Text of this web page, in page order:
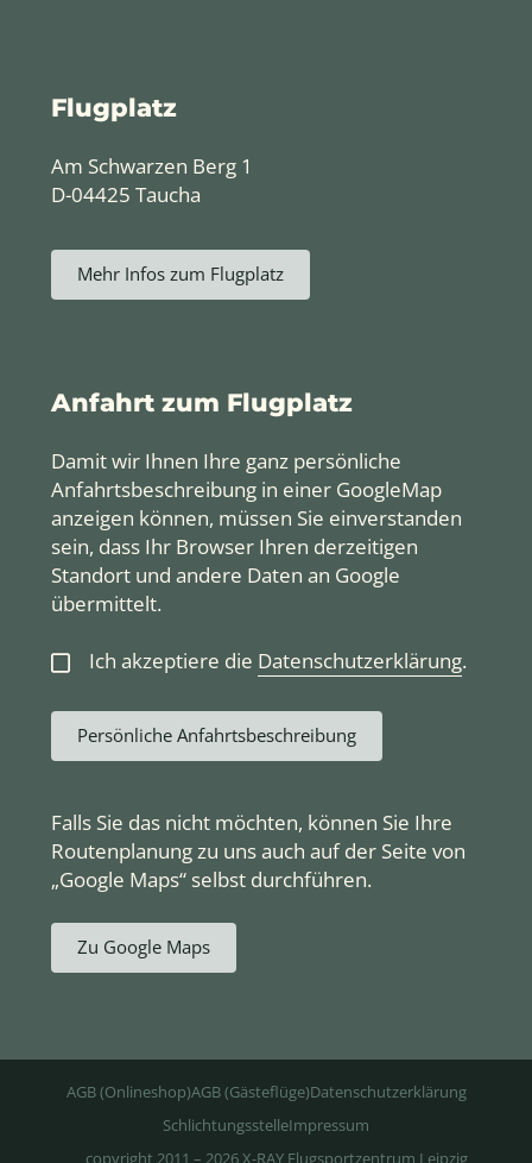
Anfahrt zum Flugplatz
Damit wir Ihnen Ihre ganz persönliche
Anfahrtsbeschreibung in einer GoogleMap
anzeigen können, müssen Sie einverstanden
sein, dass Ihr Browser Ihren derzeitigen
Standort und andere Daten an Google
übermittelt.
Ich akzeptiere die Datenschutzerklärung.
Persönliche Anfahrtsbeschreibung
Falls Sie das nicht möchten, können Sie Ihre
Routenplanung zu uns auch auf der Seite von
„Google Maps“ selbst durchführen.
Zu Google Maps
Flugplatz
Am Schwarzen Berg 1
D-04425 Taucha
Mehr Infos zum Flugplatz
AGB (Onlineshop)AGB (Gästeflüge)Datenschutzerklärung
SchlichtungsstelleImpressum
copyright 2011 – 2026 X-RAY Flugsportzentrum Leipzig